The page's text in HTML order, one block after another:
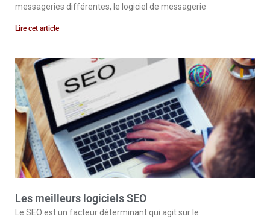
messageries différentes, le logiciel de messagerie
Lire cet article
Les meilleurs logiciels SEO
Le SEO est un facteur déterminant qui agit sur le